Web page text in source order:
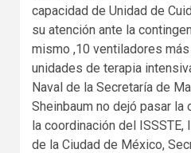
capacidad de Unidad de
su atención ante la
mismo ,10 ventiladores
unidades de terapia
Naval de la Secretaría de
Sheinbaum no dejó pasar la
la coordinación del ISSSTE,
de la Ciudad de México,